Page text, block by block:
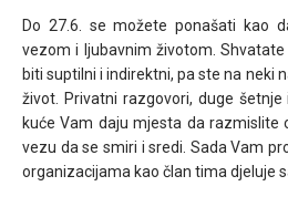
Do 27.6. se možete ponašati kao
vezom i ljubavnim životom.
biti suptilni i indirektni, pa ste na neki
život. Privatni razgovori, duge
kuće Vam daju mjesta da razmislite
vezu da se smiri i sredi. Sada Vam
organizacijama kao član tima djeluje